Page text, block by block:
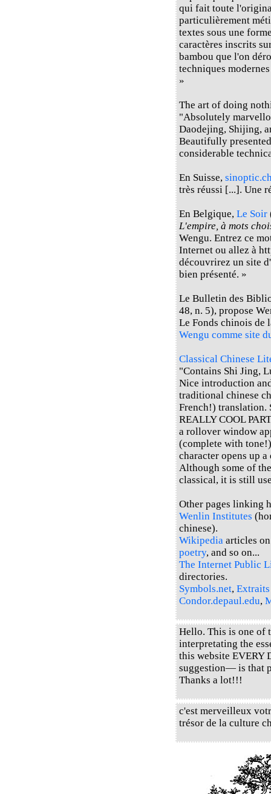
qui fait toute
particulièrement
textes sous une
caractères inscrits
bambou que l'on
techniques
»
The art of doing
"Absolutely
Daodejing, Shijing,
Beautifully
considerable
En Suisse,
très réussi [...]. Une
En Belgique, Le Soir
L'empire, à mots
Wengu. Entrez ce
Internet ou allez à
découvrirez un site
bien présenté. »
Le Bulletin des
48, n. 5), propose
Le Fonds chinois
Wengu comme site
Classical Chinese
"Contains Shi Jing,
Nice introduction
traditional chinese
French!) translation.
REALLY COOL
a rollover window
(complete with
character opens up
Although some of
classical, it is still
Other pages linking
Wenlin Institutes
chinese).
Wikipedia articles
poetry, and so on...
The Internet Public
directories.
Symbols.net, Extraits
Condor.depaul.edu,
Hello. This is one of
interpretating the
this website EVERY
suggestion— is that
Thanks a lot!!!
c'est merveilleux
trésor de la culture